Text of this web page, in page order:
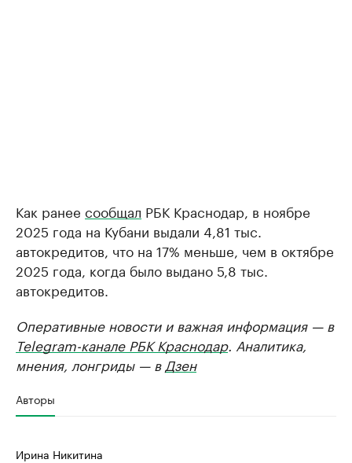
Как ранее сообщал РБК Краснодар, в ноябре
2025 года на Кубани выдали 4,81 тыс.
автокредитов, что на 17% меньше, чем в октябре
2025 года, когда было выдано 5,8 тыс.
автокредитов.
Оперативные новости и важная информация — в
Telegram-канале РБК Краснодар. Аналитика,
мнения, лонгриды — в Дзен
Авторы
Ирина Никитина